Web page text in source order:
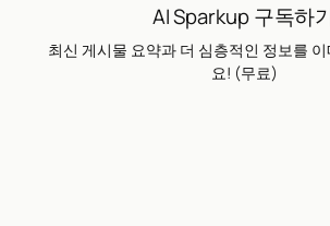
AI Sparkup 구독하
최신 게시물 요약과 더 심층적인 정보를
요! (무료)